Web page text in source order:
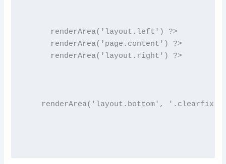
      renderArea('layout.left') ?>
      renderArea('page.content') ?>
      renderArea('layout.right') ?>
renderArea('layout.bottom', '.clearfix')